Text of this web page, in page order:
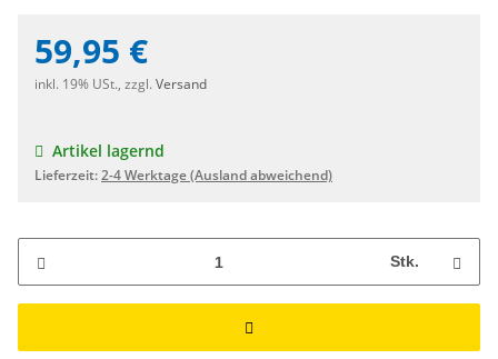
59,95 €
inkl. 19% USt., zzgl. Versand
Artikel lagernd
Lieferzeit:2-4 Werktage(Ausland abweichend)
Stk.